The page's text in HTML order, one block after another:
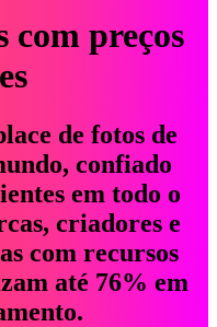
com preços
de fotos de
confiado
em todo o
criadores e
com recursos
até 76% em